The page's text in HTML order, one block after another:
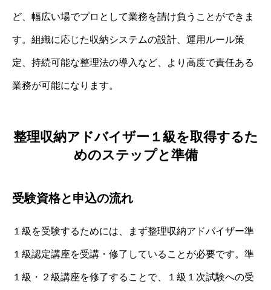
ど、幅広い場でプロとして業務を請け負うことができま
す。組織に応じた収納システムの設計、運用ルール策
定、持続可能な整理法の導入など、より高度で責任ある
業務が可能になります。
整理収納アドバイザー１級を取得するた
めのステップと準備
受験資格と申込の流れ
１級を受験するためには、まず整理収納アドバイザー準
１級認定講座を受講・修了していることが必要です。準
１級・２級講座を修了することで、１級１次試験への受